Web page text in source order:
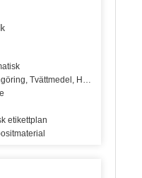
Tvättmedel,
etikettplan